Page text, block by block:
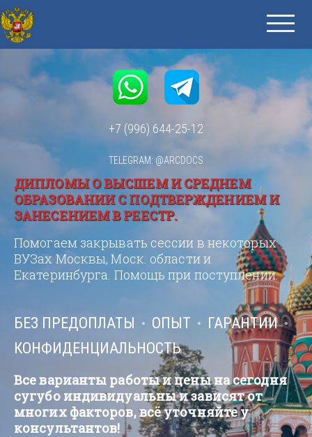
+7 (996) 644-25-12
TELEGRAM: @ARCDOCS
ДИПЛОМЫ О ВЫСШЕМ И СРЕДНЕМ
ОБРАЗОВАНИИ С ПОДТВЕРЖДЕНИЕМ И
ЗАНЕСЕНИЕМ В РЕЕСТР.
Помогаем закрывать сессии в некоторых
ВУЗах Москвы, Моск. области и
Екатеринбурга. Помощь при поступлении.
БЕЗ ПРЕДОПЛАТЫ ОПЫТ
ГАРАНТИИ
КОНФИДЕНЦИАЛЬНОСТЬ
Все варианты работы и цены на сегодня
сугубо индивидуальны и зависят от
многих факторов, всё уточняйте у
консультантов!